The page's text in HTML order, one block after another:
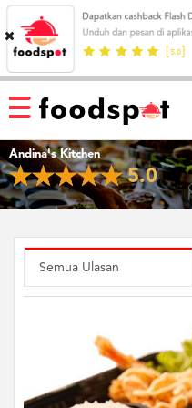
HOME
MENU
RESTAURANT
CARA
PESAN
OUR
KATA
MEREKA
KATALOG
ABOUT
Andina's Kitchen
5.0
Semua Ulasan